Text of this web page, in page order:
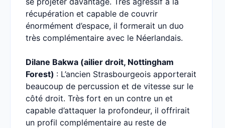
récupération et capable de couvrir
énormément d’espace, il formerait un duo
très complémentaire avec le Néerlandais.
Dilane Bakwa (ailier droit, Nottingham
Forest) : L’ancien Strasbourgeois apporterait
beaucoup de percussion et de vitesse sur le
côté droit. Très fort en un contre un et
capable d’attaquer la profondeur, il offrirait
un profil complémentaire au reste de